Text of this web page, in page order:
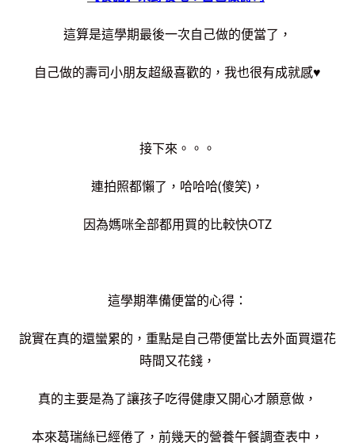
這算是這學期最後一次自己做的便當了，
自己做的壽司小朋友超級喜歡的，我也很有成就感♥
接下來。。。
連拍照都懶了，哈哈哈(傻笑)，
因為媽咪全部都用買的比較快OTZ
這學期準備便當的心得：
說實在真的還蠻累的，重點是自己帶便當比去外面買還花
時間又花錢，
真的主要是為了讓孩子吃得健康又開心才願意做，
本來葛瑞絲已經倦了，前幾天的營養午餐調查表中，